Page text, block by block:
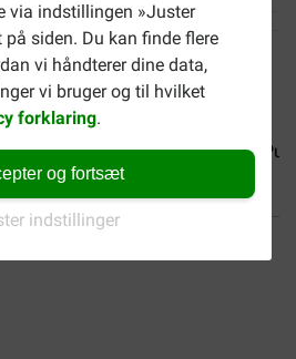
via indstillingen »Juster
siden. Du kan finde flere
vi håndterer dine data,
vi bruger og til hvilket
forklaring.
og fortsæt
indstillinger
Purina One Adult med laks...
Fri levering fra 599 DKK